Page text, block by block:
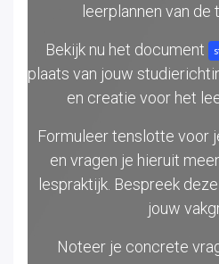
leerplannen van de
Bekijk nu het document
plaats van jouw
en creatie voor het
Formuleer tenslotte voor
en vragen je hieruit
lespraktijk. Bespreek
jouw
Noteer je concrete